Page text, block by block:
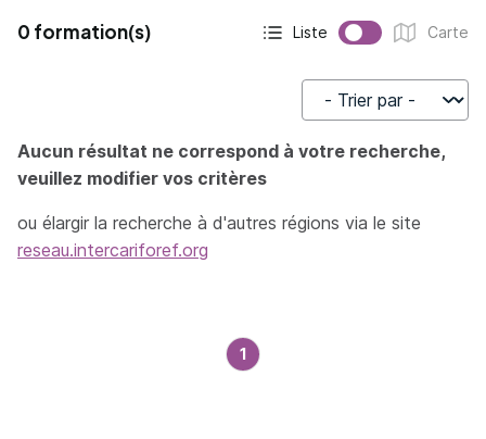
0 formation(s)
Affichage actif :
Liste
Affichage :
Carte
Trier par
Aucun résultat ne correspond à votre recherche,
veuillez modifier vos critères
ou élargir la recherche à d'autres régions via le site
reseau.intercariforef.org
1